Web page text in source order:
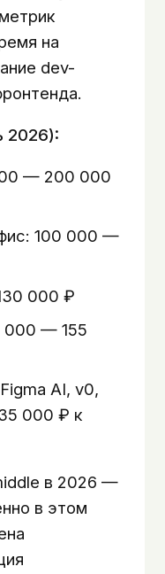
на
dev-
2026):
— 200 000
100 000 —
000 ₽
000 — 155
AI, v0,
000 ₽ к
в 2026 —
в этом